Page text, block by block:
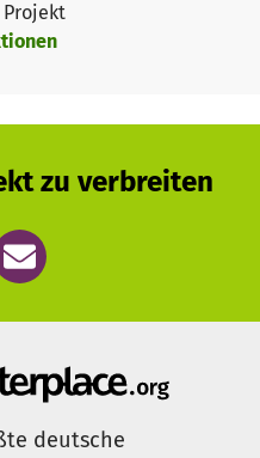
zu verbreiten
deutsche